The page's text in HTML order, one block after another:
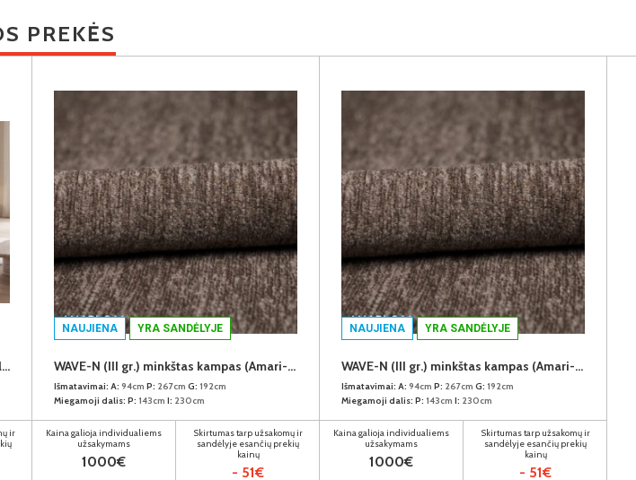
PREKĖS
GIOVANNI-S (I gr.) minkštas kampas su elektrine funkcija (Aphrodite-21) D
ir
NAUJIENA YRA SANDĖLYJE
WAVE-N (III gr.) minkštas kampas (Amari-966) K
Išmatavimai: A: 94cm P: 267cm G: 192cm
Miegamoji dalis: P: 143cm I: 230cm
Kaina galioja individualiems
užsakymams
1000€
Skirtumas tarp užsakomų ir
sandėlyje esančių prekių
kainų
- 51€
NAUJIENA YRA SANDĖLYJE
WAVE-N (III gr.) minkštas kampas (Amari-966) D
Išmatavimai: A: 94cm P: 267cm G: 192cm
Miegamoji dalis: P: 143cm I: 230cm
Kaina galioja individualiems
užsakymams
1000€
Skirtumas tarp užsakomų ir
sandėlyje esančių prekių
kainų
- 51€